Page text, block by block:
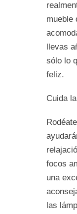
mueble
llevas
sólo lo
feliz.
Cuida
focos
una
las